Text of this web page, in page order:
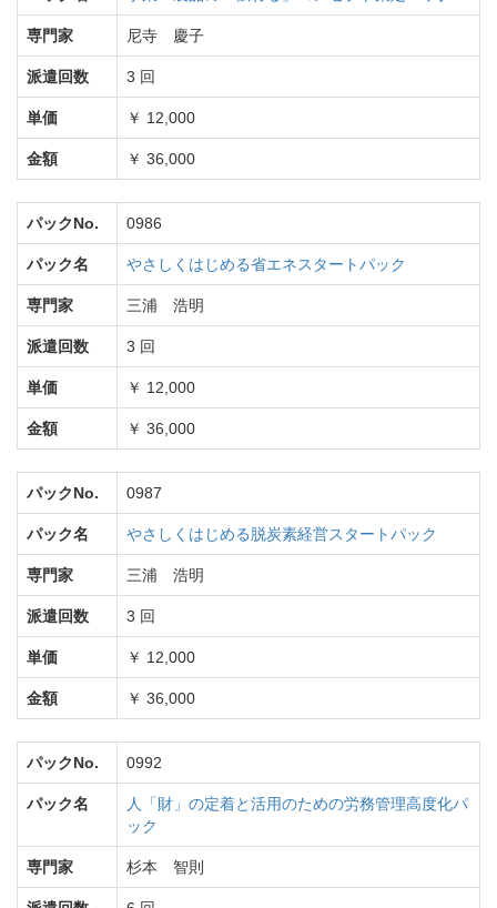
専門家 尼寺 慶子
派遣回数 3 回
単価 ￥ 12,000
金額 ￥ 36,000
パックNo. 0986
パック名 やさしくはじめる省エネスタートパック
専門家 三浦 浩明
派遣回数 3 回
単価 ￥ 12,000
金額 ￥ 36,000
パックNo. 0987
パック名 やさしくはじめる脱炭素経営スタートパック
専門家 三浦 浩明
派遣回数 3 回
単価 ￥ 12,000
金額 ￥ 36,000
パックNo. 0992
パック名
人「財」の定着と活用のための労務管理高度化パ
ック
専門家 杉本 智則